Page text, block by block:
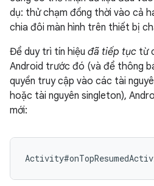
dụ: thử chạm đồng thời vào cả
chia đôi màn hình trên thiết bị
Để duy trì tín hiệu đã tiếp tục từ
Android trước đó (và để thông
quyền truy cập vào các tài
hoặc tài nguyên singleton),
mới: